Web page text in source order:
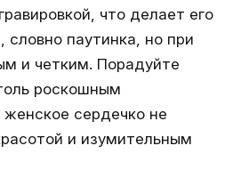
что делает его
паутинка, но при
и четким. Порадуйте
роскошным
сердечко не
и изумительным